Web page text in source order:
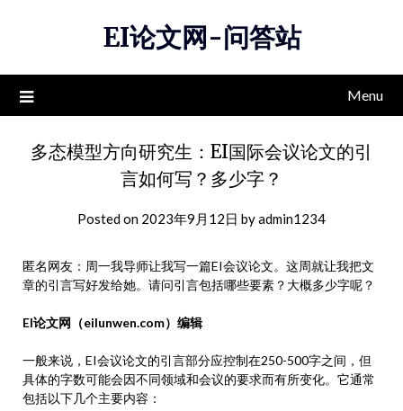
EI论文网-问答站
Menu
多态模型方向研究生：EI国际会议论文的引
言如何写？多少字？
Posted on 2023年9月12日 byadmin1234
匿名网友：周一我导师让我写一篇EI会议论文。这周就让我把文
章的引言写好发给她。请问引言包括哪些要素？大概多少字呢？
EI论文网（eilunwen.com）编辑
一般来说，EI会议论文的引言部分应控制在250-500字之间，但
具体的字数可能会因不同领域和会议的要求而有所变化。它通常
包括以下几个主要内容：